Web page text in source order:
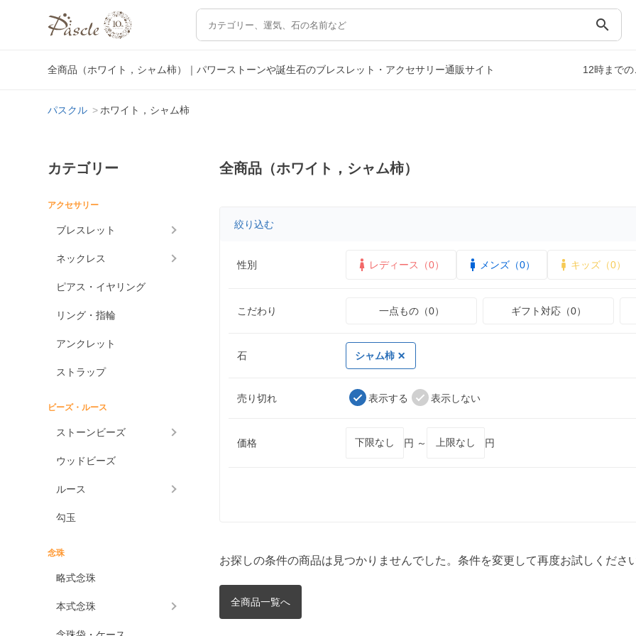
search
全商品（ホワイト，シャム柿）｜パワーストーンや誕生石のブレスレット・アクセサリー通販サイト 12時まで
パスクル ホワイト，シャム柿
カテゴリー
アクセサリー
ブレスレット
ネックレス
ピアス・イヤリング
リング・指輪
アンクレット
ストラップ
ビーズ・ルース
ストーンビーズ
ウッドビーズ
ルース
勾玉
念珠
略式念珠
本式念珠
全商品（ホワイト，シャム柿）
絞り込む
性別 レディース（0） メンズ（0） キッズ（0）
こだわり 一点もの（0） ギフト対応（0）
石 シャム柿
売り切れ 表示する 表示しない
価格 円 ～ 円
お探しの条件の商品は見つかりませんでした。条件を変更して再度お試しください
全商品一覧へ